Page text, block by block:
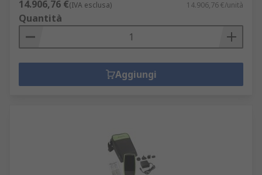
14.906,76 €(IVA esclusa) 14.906,76 €/unità
Quantità
Aggiungi